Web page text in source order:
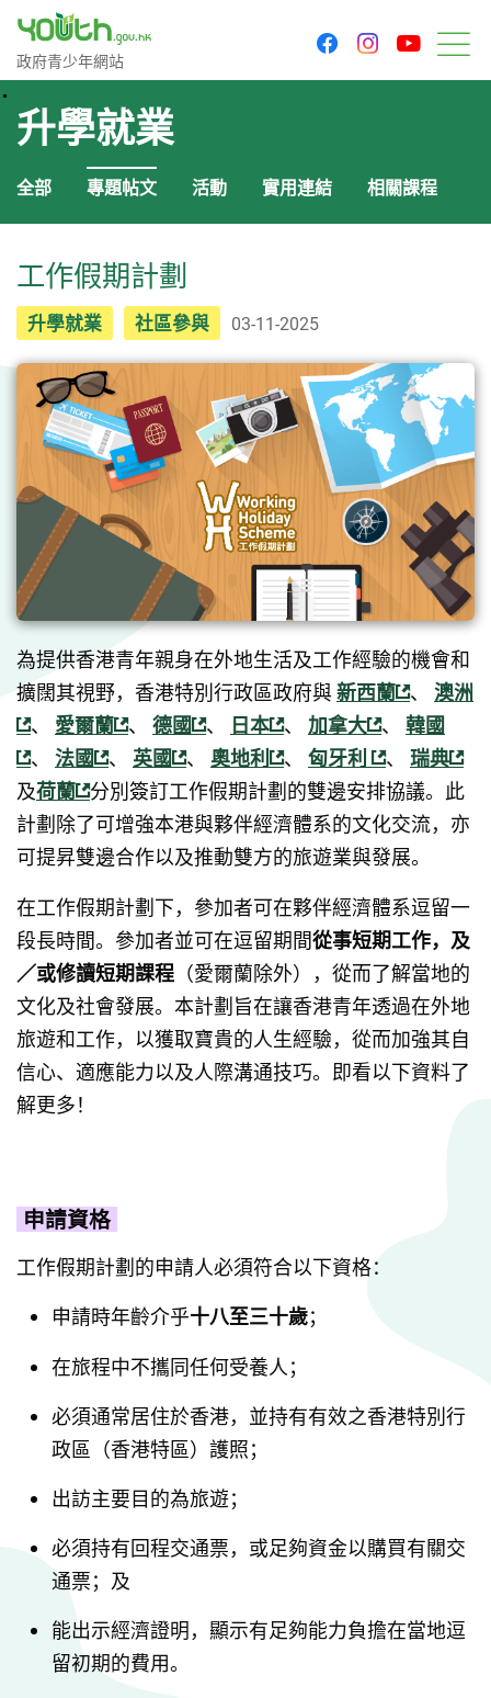
政府青少年網站
政府青少年網站
facebookinstagram
升學就業
全部 專題帖文 活動 實用連結 相關課程
工作假期計劃
升學就業 社區參與 03-11-2025
為提供香港青年親身在外地生活及工作經驗的機會和
擴闊其視野，香港特別行政區政府與 新西蘭 、 澳洲
、 愛爾蘭 、 德國 、 日本 、 加拿大 、 韓國
、 法國 、 英國 、 奧地利 、 匈牙利 、 瑞典
及荷蘭 分別簽訂工作假期計劃的雙邊安排協議。此
計劃除了可增強本港與夥伴經濟體系的文化交流，亦
可提昇雙邊合作以及推動雙方的旅遊業與發展。
在工作假期計劃下，參加者可在夥伴經濟體系逗留一
段長時間。參加者並可在逗留期間從事短期工作，及
／或修讀短期課程 （愛爾蘭除外），從而了解當地的
文化及社會發展。本計劃旨在讓香港青年透過在外地
旅遊和工作，以獲取寶貴的人生經驗，從而加強其自
信心、適應能力以及人際溝通技巧。即看以下資料了
解更多！
申請資格
工作假期計劃的申請人必須符合以下資格：
申請時年齡介乎十八至三十歲；
在旅程中不攜同任何受養人；
必須通常居住於香港，並持有有效之香港特別行
政區（香港特區）護照；
出訪主要目的為旅遊；
必須持有回程交通票，或足夠資金以購買有關交
通票；及
能出示經濟證明，顯示有足夠能力負擔在當地逗
留初期的費用。